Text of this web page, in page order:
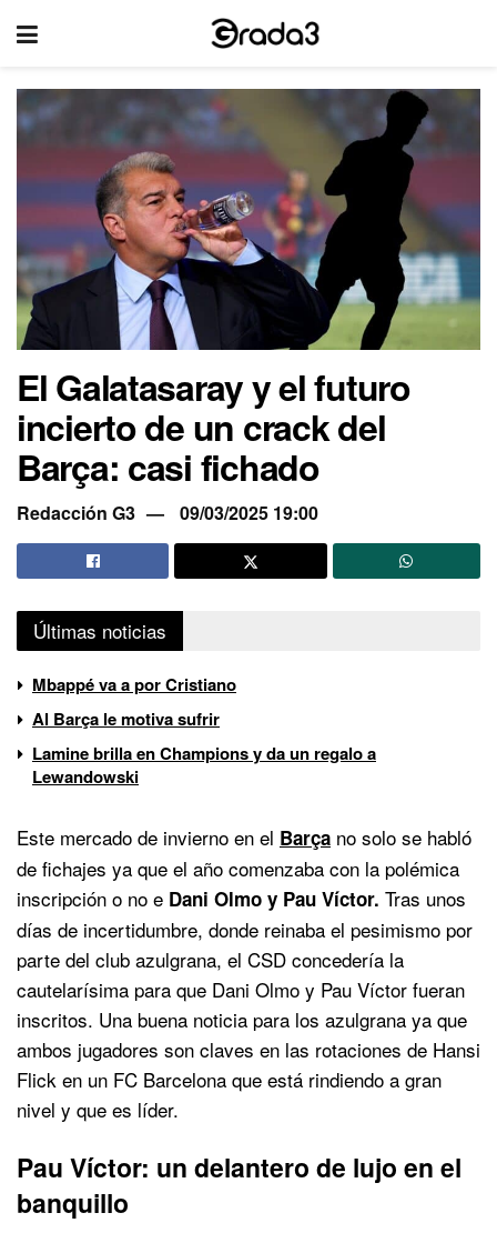
El Galatasaray y el futuro
incierto de un crack del
Barça: casi fichado
Redacción G3 09/03/2025 19:00
Últimas noticias
Mbappé va a por Cristiano
Al Barça le motiva sufrir
Lamine brilla en Champions y da un regalo a
Lewandowski
Este mercado de invierno en el Barça no solo se habló
de fichajes ya que el año comenzaba con la polémica
inscripción o no e Dani Olmo y Pau Víctor. Tras unos
días de incertidumbre, donde reinaba el pesimismo por
parte del club azulgrana, el CSD concedería la
cautelarísima para que Dani Olmo y Pau Víctor fueran
inscritos. Una buena noticia para los azulgrana ya que
ambos jugadores son claves en las rotaciones de Hansi
Flick en un FC Barcelona que está rindiendo a gran
nivel y que es líder.
Pau Víctor: un delantero de lujo en el
banquillo